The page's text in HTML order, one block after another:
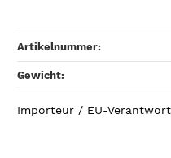
Artikelnummer:
Gewicht‍:
Importeur / EU-